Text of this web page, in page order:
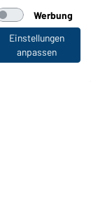
MB6181
Werbung
Einstellungen
anpassen